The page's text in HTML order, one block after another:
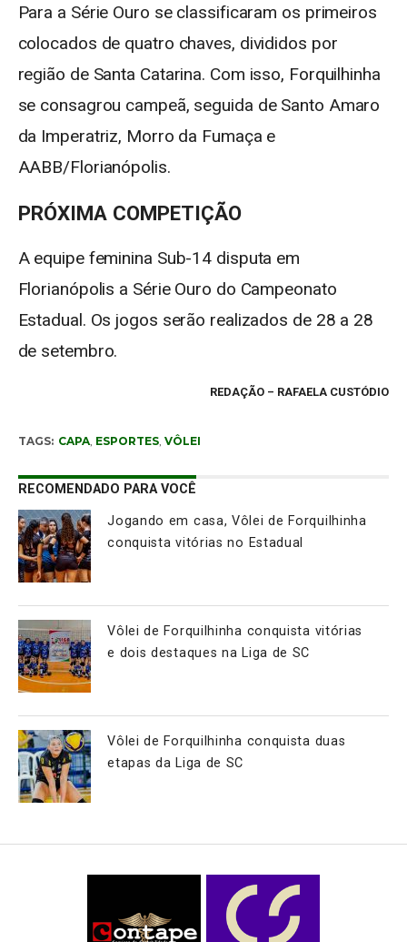
Para a Série Ouro se classificaram os primeiros
colocados de quatro chaves, divididos por
região de Santa Catarina. Com isso, Forquilhinha
se consagrou campeã, seguida de Santo Amaro
da Imperatriz, Morro da Fumaça e
AABB/Florianópolis.
PRÓXIMA COMPETIÇÃO
A equipe feminina Sub-14 disputa em
Florianópolis a Série Ouro do Campeonato
Estadual. Os jogos serão realizados de 28 a 28
de setembro.
REDAÇÃO – RAFAELA CUSTÓDIO
TAGS: CAPA, ESPORTES, VÔLEI
RECOMENDADO PARA VOCÊ
Jogando em casa, Vôlei de Forquilhinha
conquista vitórias no Estadual
Vôlei de Forquilhinha conquista vitórias
e dois destaques na Liga de SC
Vôlei de Forquilhinha conquista duas
etapas da Liga de SC